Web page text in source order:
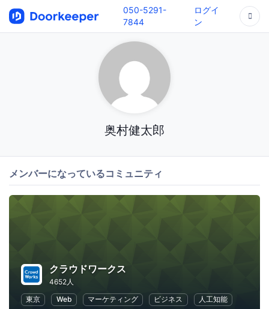
050-5291-
7844
ログイ
ン
奥村健太郎
メンバーになっているコミュニティ
クラウドワークス
4652人
東京
Web マーケティング ビジネス 人工知能